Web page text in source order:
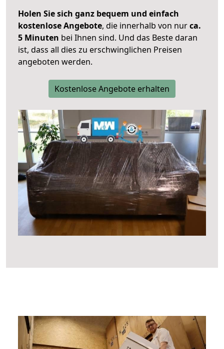
Holen Sie sich ganz bequem und einfach
kostenlose Angebote, die innerhalb von nurca.
5 Minuten bei Ihnen sind. Und das Beste daran
ist, dass all dies zu erschwinglichen Preisen
angeboten werden.
Kostenlose Angebote erhalten